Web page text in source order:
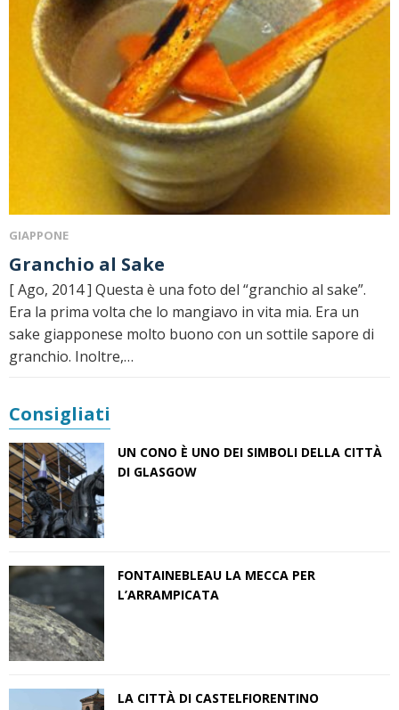
GIAPPONE
Granchio al Sake
[ Ago, 2014 ] Questa è una foto del “granchio al sake”.
Era la prima volta che lo mangiavo in vita mia. Era un
sake giapponese molto buono con un sottile sapore di
granchio. Inoltre,…
Consigliati
UN CONO È UNO DEI SIMBOLI DELLA CITTÀ
DI GLASGOW
FONTAINEBLEAU LA MECCA PER
L’ARRAMPICATA
LA CITTÀ DI CASTELFIORENTINO